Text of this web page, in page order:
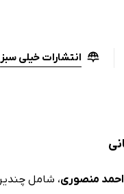
انتشارات خیلی سبز
احمد منصوری، شامل